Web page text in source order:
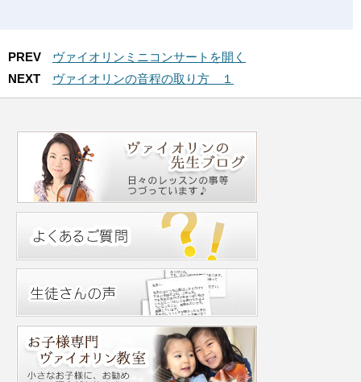
PREV
ヴァイオリンミニコンサートを開く
NEXT
ヴァイオリンの音程の取り方 １